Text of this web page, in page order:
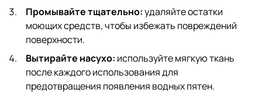
Промывайте тщательно:удаляйте остатки
моющих средств, чтобы избежать повреждений
поверхности.
Вытирайте насухо: используйте мягкую ткань
после каждого использования для
предотвращения появления водных пятен.